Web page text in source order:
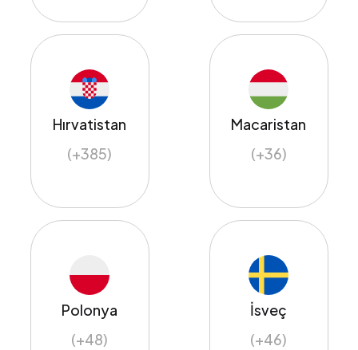
Hırvatistan
(+385)
Macaristan
(+36)
Polonya
(+48)
İsveç
(+46)